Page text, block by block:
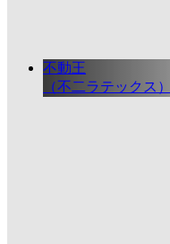
不動王
（不二ラテックス）